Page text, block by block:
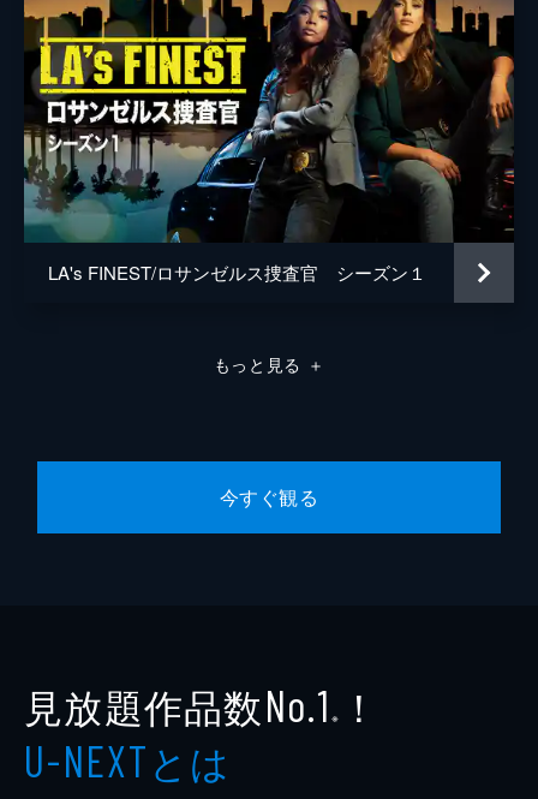
LA's FINEST/ロサンゼルス捜査官 シーズン１
もっと見る ＋
今すぐ観る
見放題作品数No.1 ※ ！
U-NEXTとは